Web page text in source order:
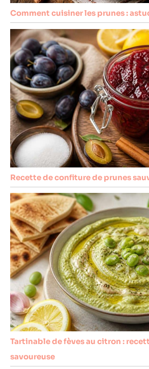
Comment cuisiner les prunes :
Recette de confiture de prunes
Tartinable de fèves au citron :
savoureuse